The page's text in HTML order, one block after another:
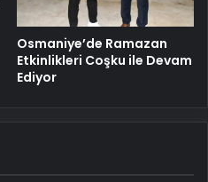
Osmaniye’de Ramazan
Etkinlikleri Coşku ile Devam
Ediyor